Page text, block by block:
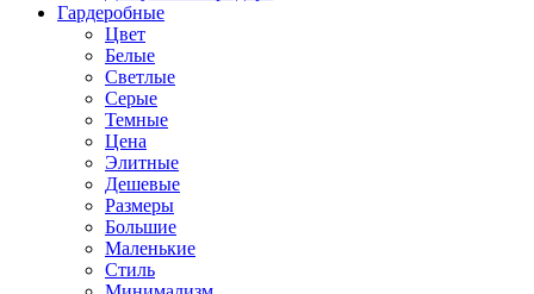
Гардеробные
Цвет
Белые
Светлые
Серые
Темные
Цена
Элитные
Дешевые
Размеры
Большие
Маленькие
Стиль